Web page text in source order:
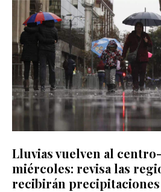
Lluvias vuelven al
miércoles: revisa las
recibirán precipitaciones